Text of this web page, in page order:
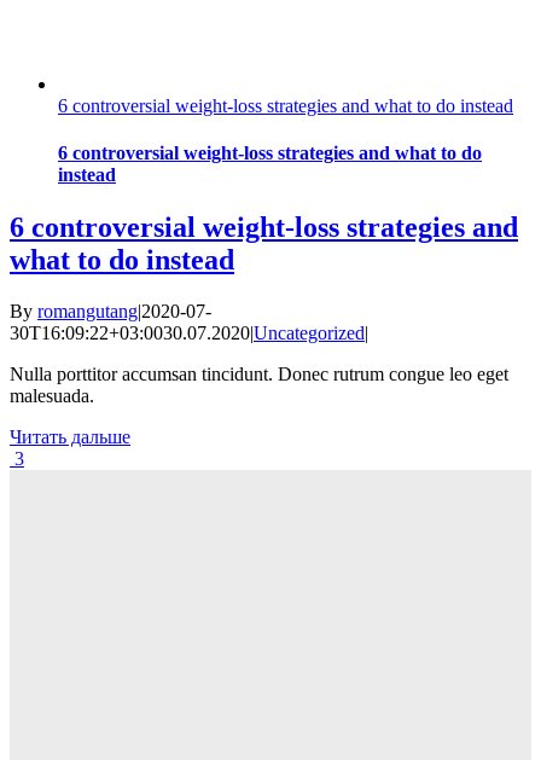
6 controversial weight-loss strategies and what to do instead
6 controversial weight-loss strategies and what to do
instead
6 controversial weight-loss strategies and
what to do instead
By romangutang|2020-07-
30T16:09:22+03:0030.07.2020|Uncategorized|
Nulla porttitor accumsan tincidunt. Donec rutrum congue leo eget
malesuada.
Читать дальше
3